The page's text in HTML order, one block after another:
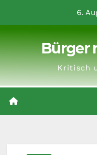
6.
Bürger
Kritisch